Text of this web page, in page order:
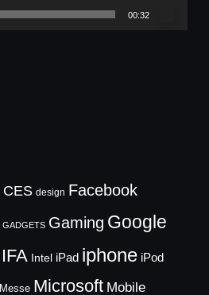
00:32
CES design Facebook
GADGETS Gaming Google
IFA Intel iPad iphone iPod
Messe Microsoft Mobile